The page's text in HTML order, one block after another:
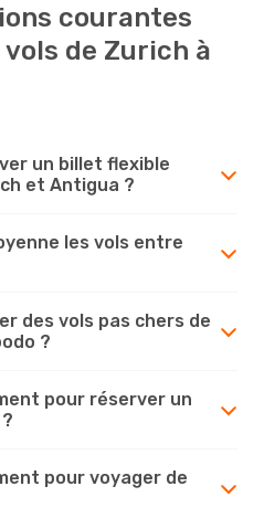
courantes
de Zurich à
un billet flexible
et Antigua ?
les vols entre
des vols pas chers de
?
pour réserver un
pour voyager de